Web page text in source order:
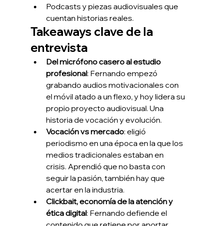
Podcasts y piezas audiovisuales que
cuentan historias reales.
Takeaways clave de la
entrevista
Del micrófono casero al estudio
profesional: Fernando empezó
grabando audios motivacionales con
el móvil atado a un flexo, y hoy lidera su
propio proyecto audiovisual. Una
historia de vocación y evolución.
Vocación vs mercado: eligió
periodismo en una época en la que los
medios tradicionales estaban en
crisis. Aprendió que no basta con
seguir la pasión, también hay que
acertar en la industria.
Clickbait, economía de la atención y
ética digital: Fernando defiende el